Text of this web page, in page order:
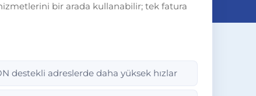
bir arada kullanabilir; tek fatura
destekli adreslerde daha yüksek hızlar